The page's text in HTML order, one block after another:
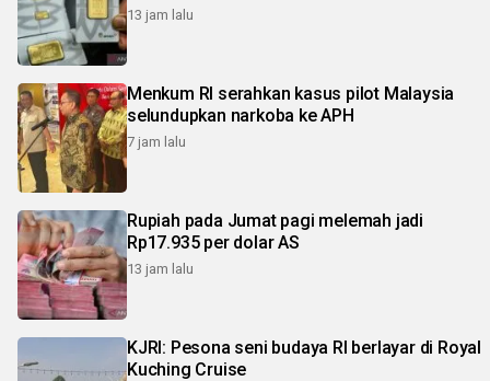
13 jam lalu
Menkum RI serahkan kasus pilot Malaysia
selundupkan narkoba ke APH
7 jam lalu
Rupiah pada Jumat pagi melemah jadi
Rp17.935 per dolar AS
13 jam lalu
KJRI: Pesona seni budaya RI berlayar di Royal
Kuching Cruise